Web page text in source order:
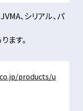
、シリアル、パ
ます。
products/u